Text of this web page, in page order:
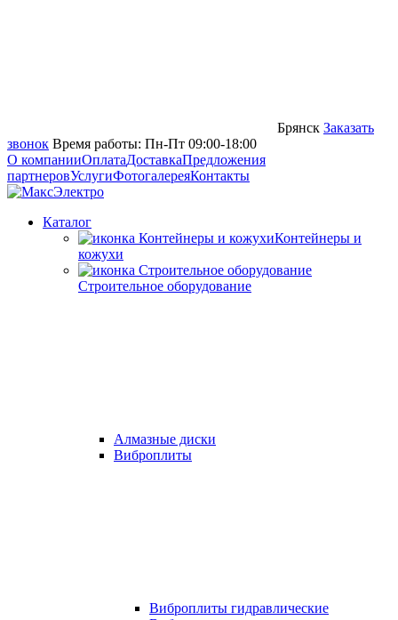
Брянск Заказать
звонок Время работы: Пн-Пт 09:00-18:00
О компанииОплатаДоставкаПредложения
партнеровУслугиФотогалереяКонтакты
Каталог
Контейнеры и
кожухи
Строительное оборудование
Алмазные диски
Виброплиты
Виброплиты гидравлические